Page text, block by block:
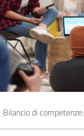
Bilancio di